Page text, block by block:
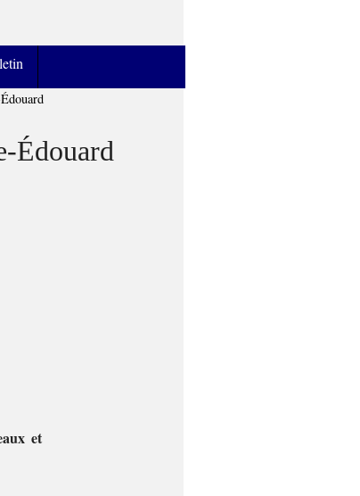
Édouard
et